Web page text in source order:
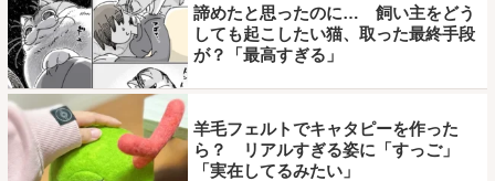
諦めたと思ったのに… 飼い主をどう
しても起こしたい猫、取った最終手段
が？「最高すぎる」
羊毛フェルトでキャタピーを作った
ら？ リアルすぎる姿に「すっご」
「実在してるみたい」